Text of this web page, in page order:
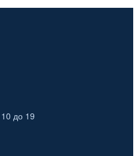
до 19